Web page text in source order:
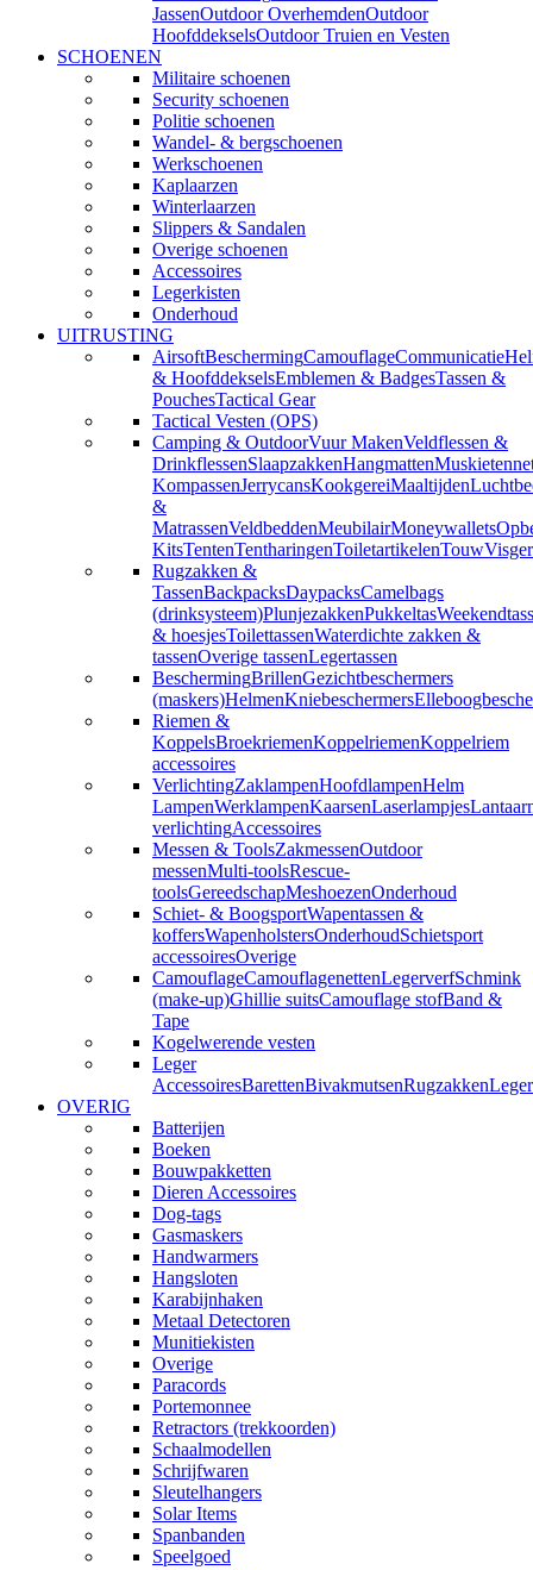
JassenOutdoor OverhemdenOutdoor
HoofddekselsOutdoor Truien en Vesten
SCHOENEN
Militaire schoenen
Security schoenen
Politie schoenen
Wandel- & bergschoenen
Werkschoenen
Kaplaarzen
Winterlaarzen
Slippers & Sandalen
Overige schoenen
Accessoires
Legerkisten
Onderhoud
UITRUSTING
AirsoftBeschermingCamouflageCommunicatie
& HoofddekselsEmblemen & BadgesTassen &
PouchesTactical Gear
Tactical Vesten (OPS)
Camping & OutdoorVuur MakenVeldflessen &
DrinkflessenSlaapzakkenHangmatten
KompassenJerrycansKookgereiMaaltijden
&
MatrassenVeldbeddenMeubilairMoneywallets
KitsTentenTentharingenToiletartikelenTouw
Rugzakken &
TassenBackpacksDaypacksCamelbags
(drinksysteem)PlunjezakkenPukkeltas
& hoesjesToilettassenWaterdichte zakken &
tassenOverige tassenLegertassen
BeschermingBrillenGezichtbeschermers
(maskers)HelmenKniebeschermers
Riemen &
KoppelsBroekriemenKoppelriemenKoppelriem
accessoires
VerlichtingZaklampenHoofdlampenHelm
LampenWerklampenKaarsenLaserlampjes
verlichtingAccessoires
Messen & ToolsZakmessenOutdoor
messenMulti-toolsRescue-
toolsGereedschapMeshoezenOnderhoud
Schiet- & BoogsportWapentassen &
koffersWapenholstersOnderhoudSchietsport
accessoiresOverige
CamouflageCamouflagenettenLegerverfSchmink
(make-up)Ghillie suitsCamouflage stofBand &
Tape
Kogelwerende vesten
Leger
AccessoiresBarettenBivakmutsenRugzakken
OVERIG
Batterijen
Boeken
Bouwpakketten
Dieren Accessoires
Dog-tags
Gasmaskers
Handwarmers
Hangsloten
Karabijnhaken
Metaal Detectoren
Munitiekisten
Overige
Paracords
Portemonnee
Retractors (trekkoorden)
Schaalmodellen
Schrijfwaren
Sleutelhangers
Solar Items
Spanbanden
Speelgoed